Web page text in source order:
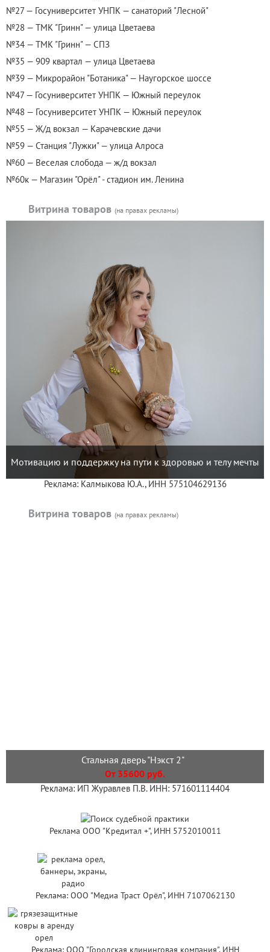
№27 — Госуниверситет УНПК — санаторий "Лесной"
№28 — ТМК "Гринн" — улица Цветаева
№34 — ТМК "Гринн" — СПЗ
№35 — 909 квартал — улица Цветаева
№39 — Микрорайон "Ботаника" — Наугорское шоссе
№47 — Госуниверситет УНПК — Южный переулок
№48 — Госуниверситет УНПК — Южный переулок
№55 — Ж/д вокзал — Карачевские дачи
№59 — Станция "Лужки" — улица Алроса
№60 — Веселая слобода — ж/д вокзал
№60к — Магазин "Орёл" - стадион им. Ленина
Витрина товаров (на правах рекламы)
Мотивацию и поддержку на пути к здоровью и телу мечты
Реклама: Калмыкова Ю.А., ИНН 575104629136
Витрина товаров (на правах рекламы)
Стальная дверь "Нэкст 2"
От 35600 руб.
Реклама: ИП Журавлев П.В. ИНН: 571601114404
Реклама ООО "Кредитал +", ИНН 5752010011
Реклама: ООО "Медиа Траст Орёл", ИНН 7107062130
Реклама: ООО "Городская клининговая компания", ИНН